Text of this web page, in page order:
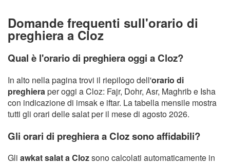
Domande frequenti sull'orario di
preghiera a Cloz
Qual è l'orario di preghiera oggi a Cloz?
In alto nella pagina trovi il riepilogo dell'orario di
preghieraper oggi a Cloz: Fajr, Dohr, Asr, Maghrib e Isha
con indicazione di imsak e iftar. La tabella mensile mostra
tutti gli orari delle salat per il mese di agosto 2026.
Gli orari di preghiera a Cloz sono affidabili?
Gli awkat salat a Clozsono calcolati automaticamente in